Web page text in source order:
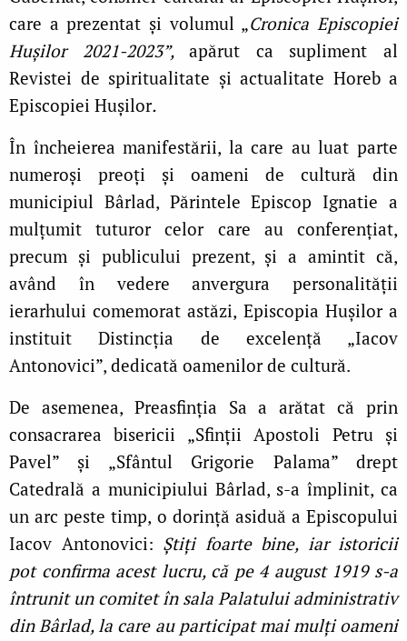
care a prezentat și volumul „Cronica Episcopiei
Hușilor 2021-2023”,apărut ca supliment al
Revistei de spiritualitate și actualitate Horeb a
Episcopiei Hușilor.
În încheierea manifestării, la care au luat parte
numeroși preoți și oameni de cultură din
municipiul Bârlad, Părintele Episcop Ignatie a
mulțumit tuturor celor care au conferențiat,
precum și publicului prezent, și a amintit că,
având în vedere anvergura personalității
ierarhului comemorat astăzi, Episcopia Hușilor a
instituitDistincția de excelență „Iacov
Antonovici”, dedicată oamenilor de cultură.
De asemenea, Preasfinția Sa a arătat că prin
consacrarea bisericii „Sfinții Apostoli Petru și
Pavel” și „Sfântul Grigorie Palama” drept
Catedrală a municipiului Bârlad, s-a împlinit, ca
un arc peste timp, o dorință asiduă a Episcopului
Iacov Antonovici: Știți foarte bine, iar istoricii
pot confirma acest lucru, că pe 4 august 1919 s-a
întrunit un comitet în sala Palatului administrativ
din Bârlad, la care au participat mai mulți oameni